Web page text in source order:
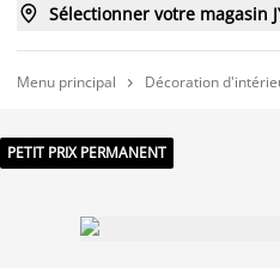
 Sélectionner votre magasin
Menu principal  Décoration
PETIT PRIX PERMANENT